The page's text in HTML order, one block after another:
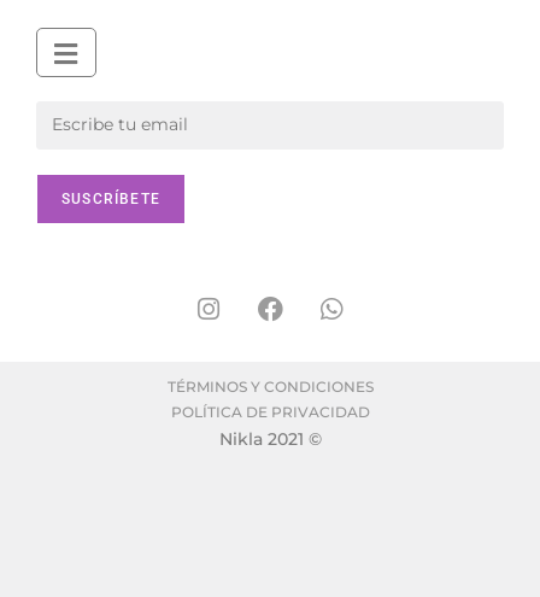
TÉRMINOS Y CONDICIONES
POLÍTICA DE PRIVACIDAD
Nikla 2021 ©